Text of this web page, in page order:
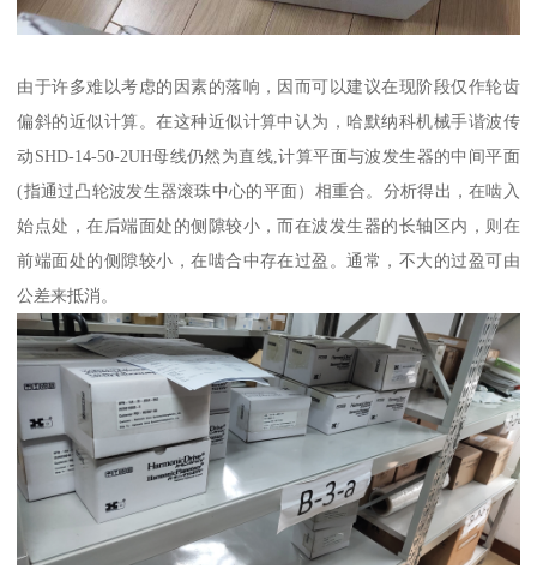
由于许多难以考虑的因素的落响，因而可以建议在现阶段仅作轮齿
偏斜的近似计算。在这种近似计算中认为，哈默纳科机械手谐波传
动SHD-14-50-2UH母线仍然为直线,计算平面与波发生器的中间平面
(指通过凸轮波发生器滚珠中心的平面）相重合。分析得出，在啮入
始点处，在后端面处的侧隙较小，而在波发生器的长轴区内，则在
前端面处的侧隙较小，在啮合中存在过盈。通常，不大的过盈可由
公差来抵消。